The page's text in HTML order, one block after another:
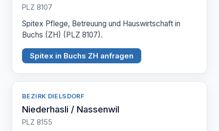
PLZ 8107
Spitex Pflege, Betreuung und Hauswirtschaft in
Buchs (ZH) (PLZ 8107).
Spitex in Buchs ZH anfragen
BEZIRK DIELSDORF
Niederhasli / Nassenwil
PLZ 8155